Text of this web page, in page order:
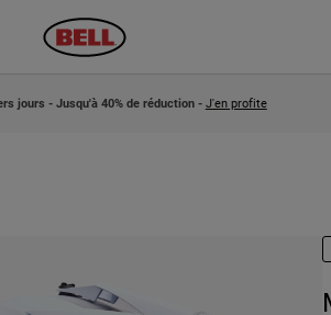
jours - Jusqu'à 40% de réduction - J'en profite